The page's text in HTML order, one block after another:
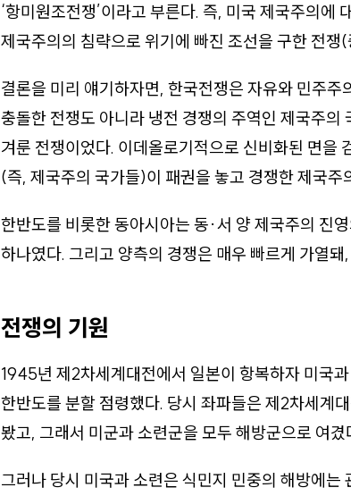
‘항미원조전쟁’이라고 부른다. 즉, 미국 제국주의에
제국주의의 침략으로 위기에 빠진 조선을 구한 전쟁
결론을 미리 얘기하자면, 한국전쟁은 자유와 민주
충돌한 전쟁도 아니라 냉전 경쟁의 주역인 제국주의
겨룬 전쟁이었다. 이데올로기적으로 신비화된 면을
(즉, 제국주의 국가들)이 패권을 놓고 경쟁한 제국주
한반도를 비롯한 동아시아는 동·서 양 제국주의 진
하나였다. 그리고 양측의 경쟁은 매우 빠르게 가열
전쟁의 기원
1945년 제2차세계대전에서 일본이 항복하자 미국
한반도를 분할 점령했다. 당시 좌파들은 제2차세계
봤고, 그래서 미군과 소련군을 모두 해방군으로 여겼
그러나 당시 미국과 소련은 식민지 민중의 해방에는